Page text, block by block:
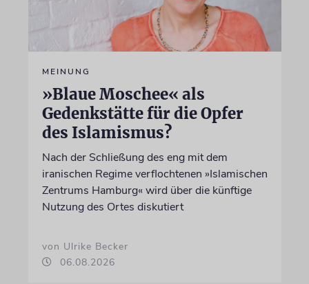
MEINUNG
»Blaue Moschee« als
Gedenkstätte für die Opfer
des Islamismus?
Nach der Schließung des eng mit dem
iranischen Regime verflochtenen »Islamischen
Zentrums Hamburg« wird über die künftige
Nutzung des Ortes diskutiert
von Ulrike Becker
06.08.2026